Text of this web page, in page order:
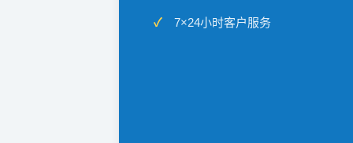
7×24小时客户服务